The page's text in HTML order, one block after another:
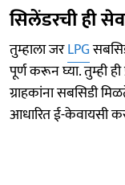
सिलेंडरची ही
तुम्हाला जरLPG
पूर्ण करून घ्या. तुम्ही
ग्राहकांना सबसिडी
आधारित ई-केवायसी